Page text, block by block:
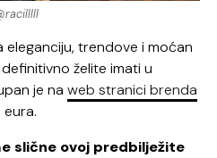
trendove i moćan
želite imati u
je naweb stranici brenda
slične ovoj predbilježite